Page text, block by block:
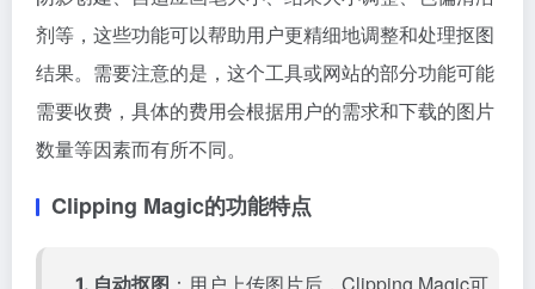
剂等，这些功能可以帮助用户更精细地调整和处理抠图
结果。需要注意的是，这个工具或网站的部分功能可能
需要收费，具体的费用会根据用户的需求和下载的图片
数量等因素而有所不同。
Clipping Magic的功能特点
1. 自动抠图